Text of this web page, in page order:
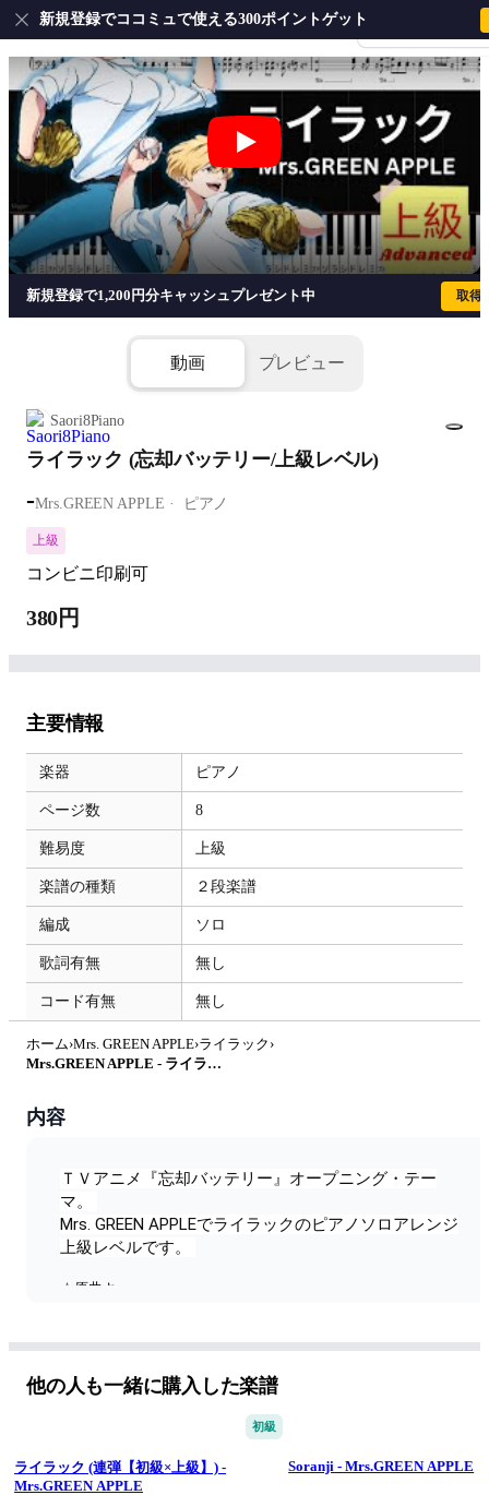
会員登録・ログイ
新規登録でココミュで使える300ポイントゲット
ライラック (忘却バッテリー/上級レ
新規登録で1,200円分キャッシュプレゼント中 取得
動画 プレビュー
Saori8Piano
ライラック (忘却バッテリー/上級レベル)
-Mrs.GREEN APPLE ピアノ
上級
コンビニ印刷可
380円
主要情報
楽器 ピアノ
ページ数 8
難易度 上級
楽譜の種類 ２段楽譜
編成 ソロ
歌詞有無 無し
コード有無 無し
ホーム›Mrs. GREEN APPLE›ライラック ›
Mrs.GREEN APPLE - ライラック (忘却バッテリー/上級レベル) by Saori8Piano
内容
ＴＶアニメ『忘却バッテリー』オープニング・テー
マ。
Mrs. GREEN APPLEでライラックのピアノソロアレンジ
上級レベルです。
☆原曲キー
他の人も一緒に購入した楽譜
初級
ライラック (連弾【初級×上級】) -
Mrs.GREEN APPLE
Soranji - Mrs.GREEN APPLE